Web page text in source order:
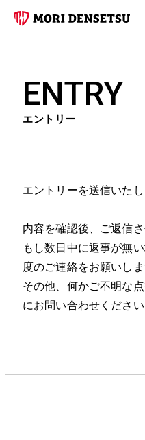
ENTRY
エントリー
エントリーを送信いたし
内容を確認後、ご返信
もし数日中に返事が無
度のご連絡をお願いしま
その他、何かご不明な
にお問い合わせください